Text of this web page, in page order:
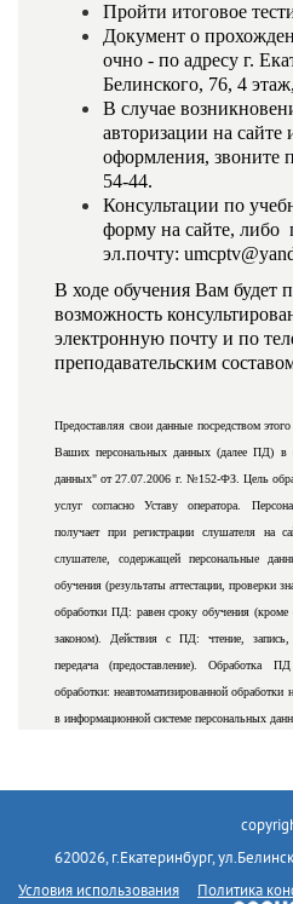
Пройти итоговое
Документ о
очно - по адресу г.
Белинского, 76, 4
В случае
авторизации на сайте
оформления, звоните
54-44.
Консультации по
форму на сайте, либо
эл.почту:
В ходе обучения Вам будет
возможность
электронную почту и по
преподавательским
Предоставляя свои данные посредством
Ваших персональных данных (далее ПД) в
данных" от 27.07.2006 г. №152-ФЗ. Цель
услуг согласно Уставу оператора.
получает при регистрации слушателя на
слушателе, содержащей персональные
обучения (результаты аттестации, проверки
обработки ПД: равен сроку обучения (кроме
законом). Действия с ПД: чтение, запись,
передача (предоставление). Обработка
обработки: неавтоматизированной обработки
в информационной системе персональных
620026, г.Екатеринбург,
Условия использования
Политика